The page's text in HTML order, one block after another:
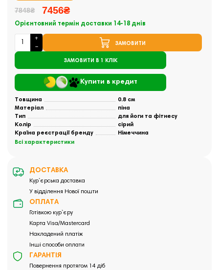
7848₴ 7456₴
Орієнтовний термін доставки 14-18 днів
ЗАМОВИТИ
ЗАМОВИТИ В 1 КЛІК
Купити в кредит
Товщина
0.8 см
Матеріал
піна
Тип
для йоги та фітнесу
Колір
сірий
Країна реєстрації бренду
Німеччина
Всі характеристики
ДОСТАВКА
Кур`єрська доставка
У відділення Нової пошти
ОПЛАТА
Готівкою кур`єру
Карта Visa/Mastercard
Накладений платіж
Інші способи оплати
ГАРАНТІЯ
Повернення протягом 14 діб